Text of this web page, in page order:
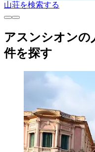
山荘を検索する
アスンシオンの
件を探す